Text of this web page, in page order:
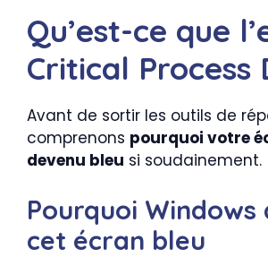
Qu’est-ce que
Critical Process
Avant de sortir les outils de
comprenons pourquoi votre
devenu bleu si soudainement.
Pourquoi
cet écran bleu